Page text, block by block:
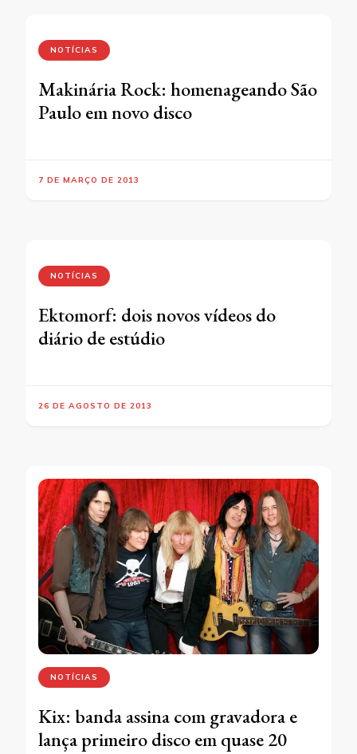
NOTÍCIAS
Makinária Rock: homenageando São
Paulo em novo disco
7 DE MARÇO DE 2013
NOTÍCIAS
Ektomorf: dois novos vídeos do
diário de estúdio
26 DE AGOSTO DE 2013
NOTÍCIAS
Kix: banda assina com gravadora e
lança primeiro disco em quase 20